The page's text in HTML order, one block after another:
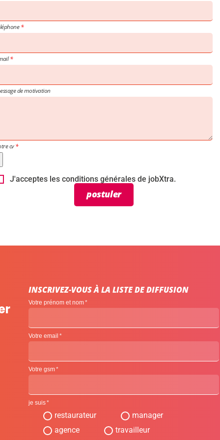
de motivation
cv
J'acceptes les conditions générales de jobXtra.
postuler
INSCRIVEZ-VOUS À LA LISTE DE DIFFUSION
Votre prénom et nom
Votre email
Votre gsm
je suis
restaurateur
manager
agence
travailleur